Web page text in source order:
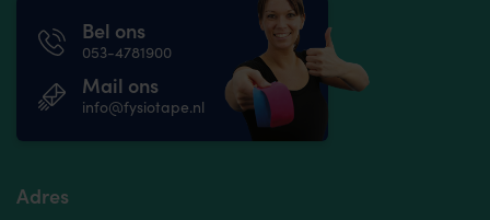
Bel ons
053-4781900
Mail ons
info@fysiotape.nl
Adres